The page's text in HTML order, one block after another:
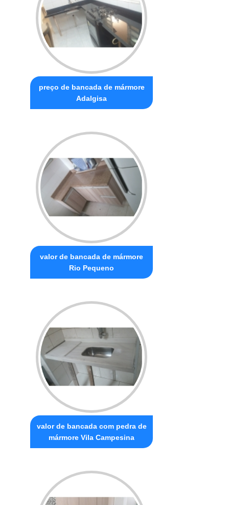
preço de bancada de mármore
Adalgisa
valor de bancada de mármore
Rio Pequeno
valor de bancada com pedra de
mármore Vila Campesina